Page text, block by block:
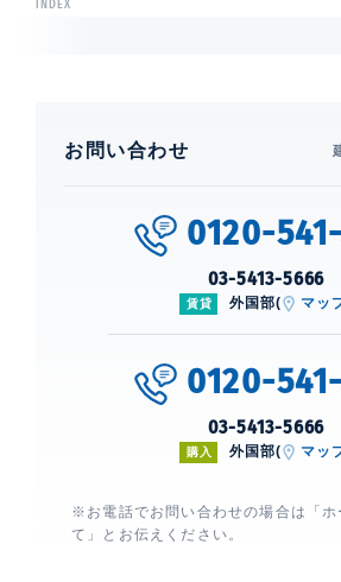
INDEX
お問い合わせ
0120-
03-5413-5666
賃貸 外国部( マッ
0120-
03-5413-5666
購入 外国部( マッ
※お電話でお問い合わせの場合は「ホ
て」とお伝えください。